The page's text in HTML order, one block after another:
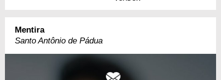
Mentira
Santo Antônio de Pádua